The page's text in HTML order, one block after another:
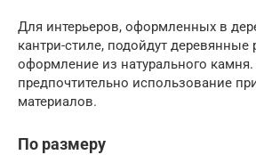
Для интерьеров, оформленных в
кантри-стиле, подойдут
оформление из натурального
предпочтительно использование
материалов.
По размеру